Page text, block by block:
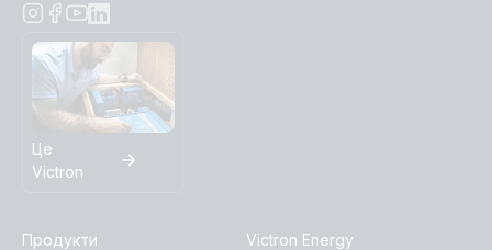
Це
Victron
Продукти
Victron Energy